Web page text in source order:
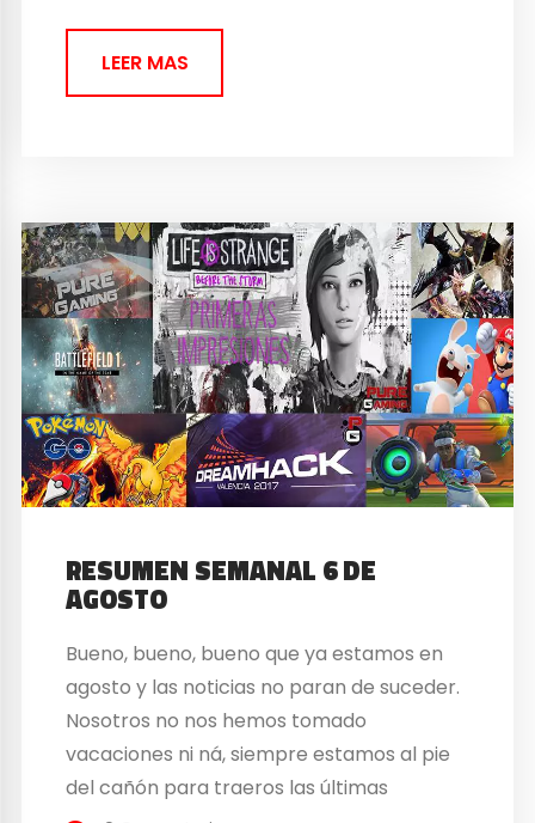
LEER MAS
RESUMEN SEMANAL 6 DE
AGOSTO
Bueno, bueno, bueno que ya estamos en
agosto y las noticias no paran de suceder.
Nosotros no nos hemos tomado
vacaciones ni ná, siempre estamos al pie
del cañón para traeros las últimas